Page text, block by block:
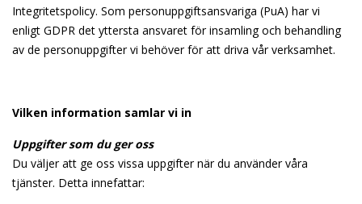
Integritetspolicy. Som personuppgiftsansvariga (PuA) har vi
enligt GDPR det yttersta ansvaret för insamling och behandling
av de personuppgifter vi behöver för att driva vår verksamhet.
Vilken information samlar vi in
Uppgifter som du ger oss
Du väljer att ge oss vissa uppgifter när du använder våra
tjänster. Detta innefattar: